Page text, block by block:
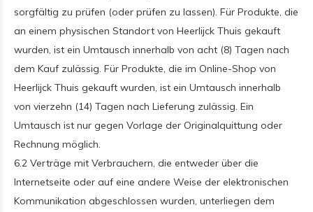
sorgfältig zu prüfen (oder prüfen zu lassen). Für Produkte, die
an einem physischen Standort von Heerlijck Thuis gekauft
wurden, ist ein Umtausch innerhalb von acht (8) Tagen nach
dem Kauf zulässig. Für Produkte, die im Online-Shop von
Heerlijck Thuis gekauft wurden, ist ein Umtausch innerhalb
von vierzehn (14) Tagen nach Lieferung zulässig. Ein
Umtausch ist nur gegen Vorlage der Originalquittung oder
Rechnung möglich.
6.2 Verträge mit Verbrauchern, die entweder über die
Internetseite oder auf eine andere Weise der elektronischen
Kommunikation abgeschlossen wurden, unterliegen dem